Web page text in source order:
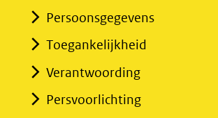
Persoonsgegevens
Toegankelijkheid
Verantwoording
Persvoorlichting